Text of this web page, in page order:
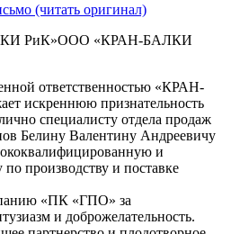
(читать оригинал)
ООО «КРАН-БАЛКИ
ответственностью «КРАН-
искреннюю признательность
специалисту отдела продаж
Белину Валентину Андреевичу
и
по производству и поставке
«ПК «ГПО» за
и доброжелательность.